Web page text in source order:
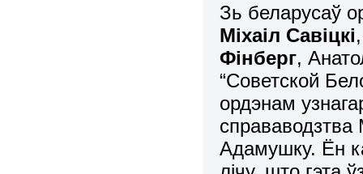
Зь беларусаў
Міхаіл Савіцкі
Фінберг,
“Советской
ордэнам
справаводзтва
Адамушку. Ён